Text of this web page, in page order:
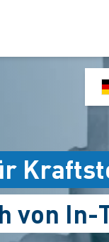
von In-